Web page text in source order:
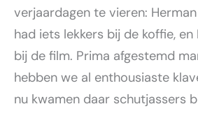
verjaardagen te vieren:
had iets lekkers bij de koffie,
bij de film. Prima afgestemd
hebben we al enthousiaste
nu kwamen daar schutjassers